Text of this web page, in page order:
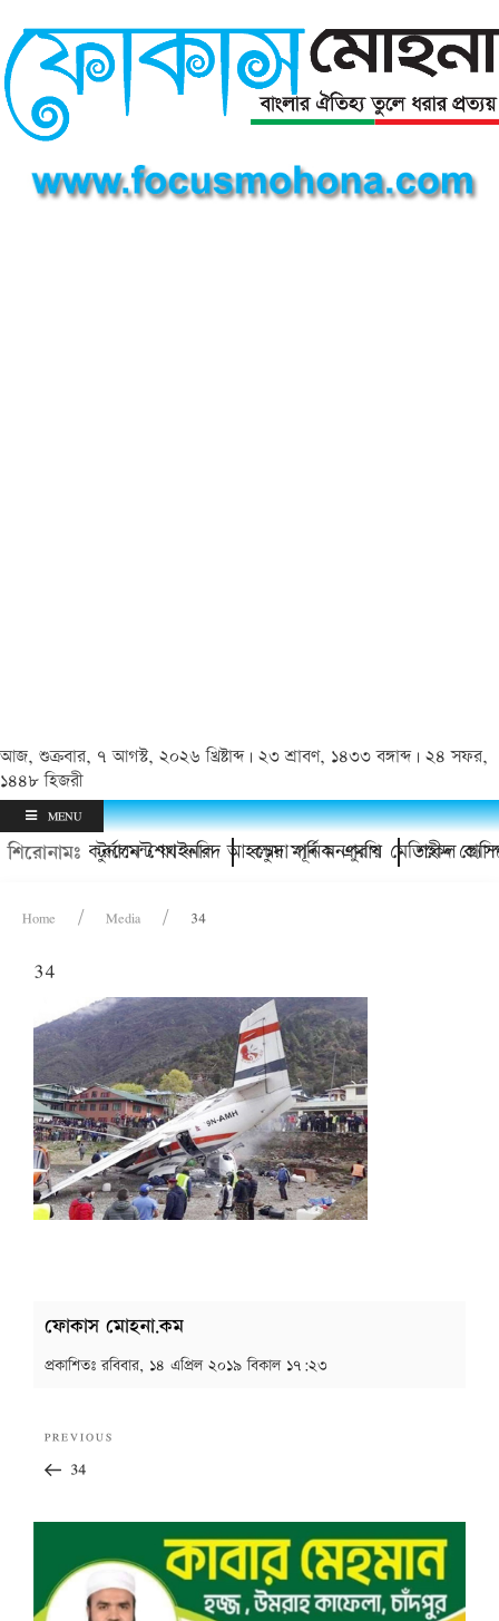
আজ, শুক্রবার, ৭ আগস্ট, ২০২৬ খ্রিষ্টাব্দ | ২৩ শ্রাবণ, ১৪৩৩ বঙ্গাব্দ | ২৪ সফর,
১৪৪৮ হিজরী
MENU
শিরোনামঃ
উদ্বোধন করলেন শেখ ফরিদ আহম্মেদ মানিক এমপি শহীদ
ফুটবল টুর্নামেন্ট ফাইনাল কচুয়া পূর্ব মনপুরায় মেডিকেল ক্যাম্প
Home Media 34
34
ফোকাস মোহনা.কম
প্রকাশিতঃরবিবার, ১৪ এপ্রিল ২০১৯ বিকাল ১৭:২৩
navigation
Previous
Post
PREVIOUS
34